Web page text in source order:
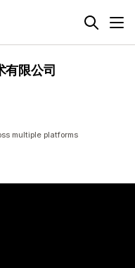
限公司
multiple platforms